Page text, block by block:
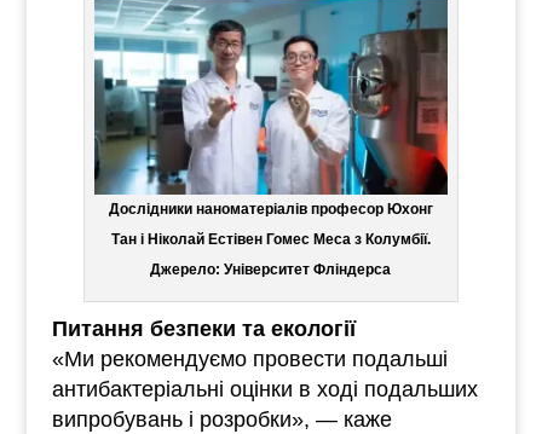
Дослідники наноматеріалів професор Юхонг
Тан і Ніколай Естівен Гомес Меса з Колумбії.
Джерело: Університет Фліндерса
Питання безпеки та екології
«Ми рекомендуємо провести подальші
антибактеріальні оцінки в ході подальших
випробувань і розробки», — каже